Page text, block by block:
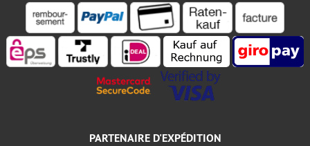
PARTENAIRE D'EXPÉDITION